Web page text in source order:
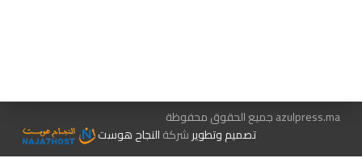
azulpress.ma جميع الحقوق محفوظة
تصميم وتطويرشركةالنجاح هوست